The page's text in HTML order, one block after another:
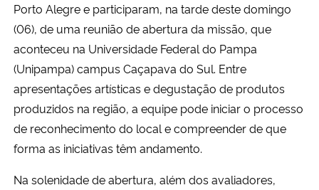
Porto Alegre e participaram, na tarde deste domingo
(06), de uma reunião de abertura da missão, que
aconteceu na Universidade Federal do Pampa
(Unipampa) campus Caçapava do Sul. Entre
apresentações artísticas e degustação de produtos
produzidos na região, a equipe pode iniciar o processo
de reconhecimento do local e compreender de que
forma as iniciativas têm andamento.
Na solenidade de abertura, além dos avaliadores,